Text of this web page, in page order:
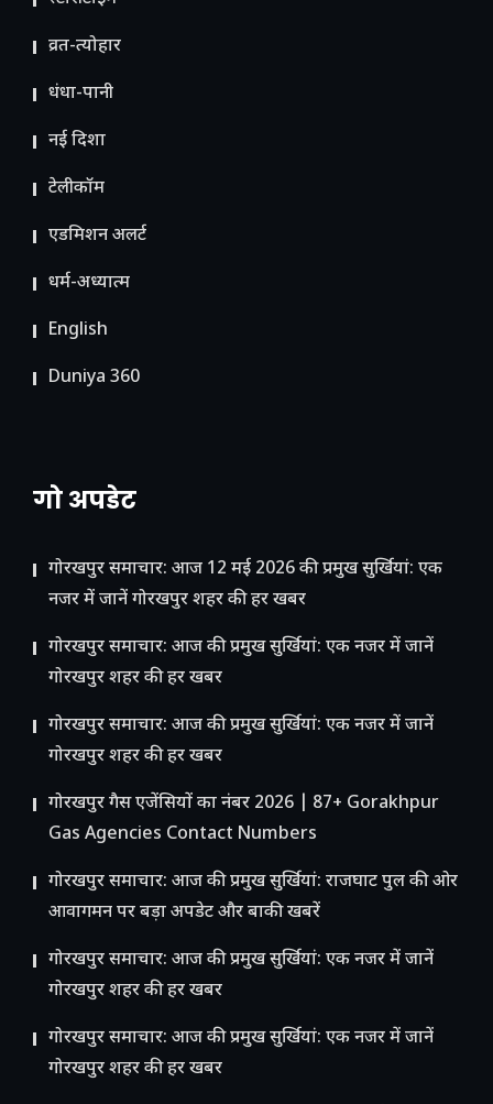
व्रत-त्योहार
धंधा-पानी
नई दिशा
टेलीकॉम
ए​डमिशन अलर्ट
धर्म-अध्यात्म
English
Duniya 360
गो अपडेट
गोरखपुर समाचार: आज 12 मई 2026 की प्रमुख सुर्खियां: एक
नजर में जानें गोरखपुर शहर की हर खबर
गोरखपुर समाचार: आज की प्रमुख सुर्खियां: एक नजर में जानें
गोरखपुर शहर की हर खबर
गोरखपुर समाचार: आज की प्रमुख सुर्खियां: एक नजर में जानें
गोरखपुर शहर की हर खबर
गोरखपुर गैस एजेंसियों का नंबर 2026 | 87+ Gorakhpur
Gas Agencies Contact Numbers
गोरखपुर समाचार: आज की प्रमुख सुर्खियां: राजघाट पुल की ओर
आवागमन पर बड़ा अपडेट और बाकी खबरें
गोरखपुर समाचार: आज की प्रमुख सुर्खियां: एक नजर में जानें
गोरखपुर शहर की हर खबर
गोरखपुर समाचार: आज की प्रमुख सुर्खियां: एक नजर में जानें
गोरखपुर शहर की हर खबर